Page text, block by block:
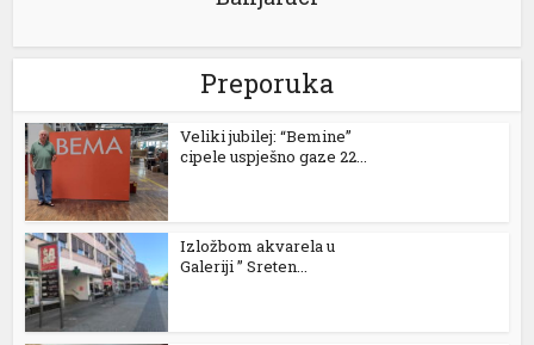
Preporuka
Veliki jubilej: “Bemine”
cipele uspješno gaze 22...
Izložbom akvarela u
Galeriji ” Sreten...